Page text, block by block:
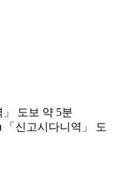
도보 약 5분
「신고시다니역」 도